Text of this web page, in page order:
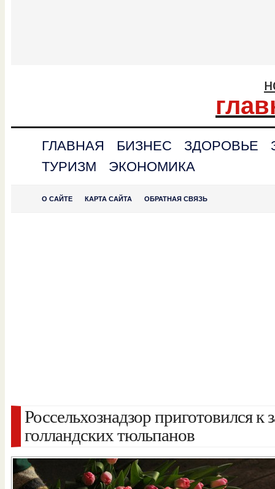
ГЛАВНАЯ БИЗНЕС ЗДОРОВЬЕ
ТУРИЗМ
ЭКОНОМИКА
О САЙТЕ КАРТА САЙТА ОБРАТНАЯ СВЯЗЬ
Россельхознадзор приготовился к
голландских тюльпанов